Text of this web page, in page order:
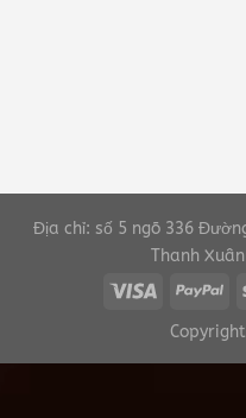
Địa chỉ: số 5 ngõ 336
Thanh